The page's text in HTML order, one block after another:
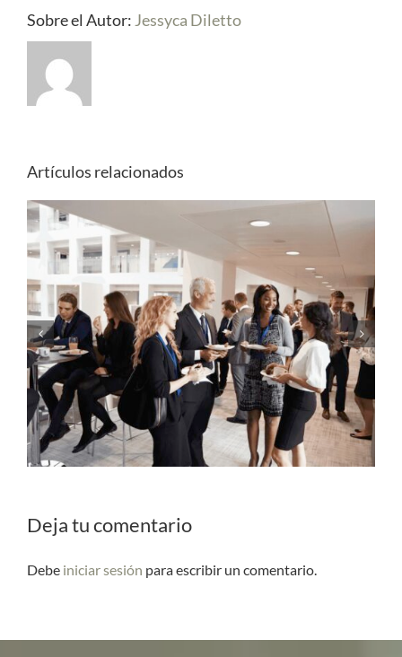
Sobre el Autor: Jessyca Diletto
Artículos relacionados
Evento temático: De celebración a
experiencia única
Deja tu comentario
Debe iniciar sesión para escribir un comentario.